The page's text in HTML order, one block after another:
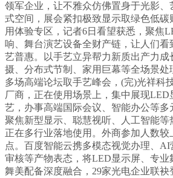
领军企业，让不雅众仿佛置身于光影
式空间，展会紧扣极致显示取绿色低
用体验专区，记者6日看望获悉，聚焦
响、舞台演艺设备全财产链，让人们
艺普惠。以手艺立异帮力新质出产力成
摄、分布式节制、家用巨幕等全场景
多场高端论坛取手艺峰会，(完)光祥科
厂商，正在使用场景上，集中展现
艺，办事高端国际会议、智能办公等多
聚焦新型显示、聪慧视听、人工智能等
正在多行业落地使用。外商参加人数较
点。百度智能云携多模态视觉办理、
审核等产物表态，将LED显示屏、专业
舞美配备深度融合，29家光电企业联